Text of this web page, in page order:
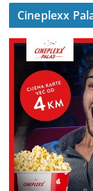
Cineplexx